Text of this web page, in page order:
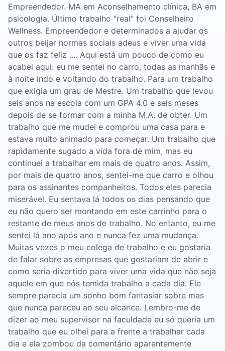
Empreendedor. MA em Aconselhamento clínica, BA em
psicologia. Último trabalho "real" foi Conselheiro
Wellness. Empreendedor e determinados a ajudar os
outros beijar normas sociais adeus e viver uma vida
que os faz feliz .... Aqui está um pouco de como eu
acabei aqui: eu me sentei no carro, todas as manhãs e
à noite indo e voltando do trabalho. Para um trabalho
que exigia um grau de Mestre. Um trabalho que levou
seis anos na escola com um GPA 4.0 e seis meses
depois de se formar com a minha M.A. de obter. Um
trabalho que me mudei e comprou uma casa para e
estava muito animado para começar. Um trabalho que
rapidamente sugado a vida fora de mim, mas eu
continuei a trabalhar em mais de quatro anos. Assim,
por mais de quatro anos, sentei-me que carro e olhou
para os assinantes companheiros. Todos eles parecia
miserável. Eu sentava lá todos os dias pensando que
eu não quero ser montando em este carrinho para o
restante de meus anos de trabalho. No entanto, eu me
sentei lá ano após ano e nunca fez uma mudança.
Muitas vezes o meu colega de trabalho e eu gostaria
de falar sobre as empresas que gostariam de abrir e
como seria divertido para viver uma vida que não seja
aquele em que nós temida trabalho a cada dia. Ele
sempre parecia um sonho bom fantasiar sobre mas
que nunca pareceu ao seu alcance. Lembro-me de
dizer ao meu supervisor na faculdade eu só queria um
trabalho que eu olhei para a frente a trabalhar cada
dia e ela zombou da comentário aparentemente